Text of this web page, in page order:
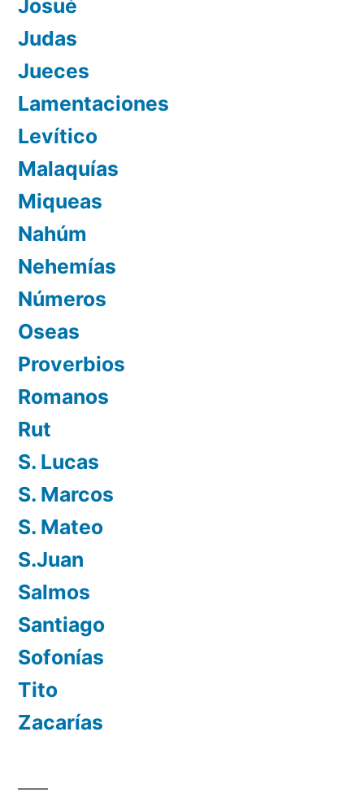
Josué
Judas
Jueces
Lamentaciones
Levítico
Malaquías
Miqueas
Nahúm
Nehemías
Números
Oseas
Proverbios
Romanos
Rut
S. Lucas
S. Marcos
S. Mateo
S.Juan
Salmos
Santiago
Sofonías
Tito
Zacarías